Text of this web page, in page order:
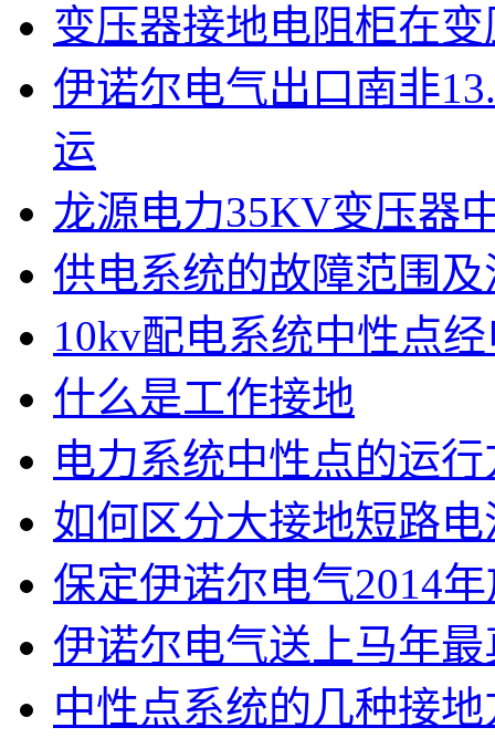
变压器接地电阻柜在
伊诺尔电气出口南非
运
龙源电力35KV变压器
供电系统的故障范围
10kv配电系统中性点
什么是工作接地
电力系统中性点的运
如何区分大接地短路
保定伊诺尔电气2014
伊诺尔电气送上马年
中性点系统的几种接